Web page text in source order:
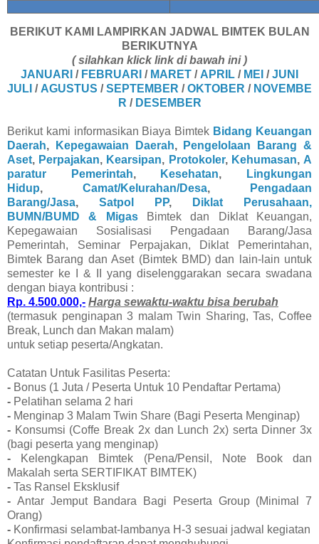
BERIKUT KAMI LAMPIRKAN JADWAL BIMTEK BULAN
BERIKUTNYA
( silahkan klick link di bawah ini )
JANUARI / FEBRUARI / MARET / APRIL / MEI /JUNI
JULI / AGUSTUS /SEPTEMBER /OKTOBER / NOVEMBE
R / DESEMBER
Berikut kami informasikan Biaya Bimtek Bidang Keuangan
Daerah, Kepegawaian Daerah,
Pengelolaan Barang &
Aset, Perpajakan, Kearsipan, Protokoler, Kehumasan, A
paratur Pemerintah, Kesehatan,
Lingkungan
Hidup, Camat/Kelurahan/Desa,
Pengadaan
Barang/Jasa, Satpol PP,
Diklat Perusahaan,
BUMN/BUMD & MigasBimtek dan Diklat Keuangan,
Kepegawaian Sosialisasi Pengadaan Barang/Jasa
Pemerintah, Seminar Perpajakan, Diklat Pemerintahan,
Bimtek Barang dan Aset (Bimtek BMD) dan lain-lain untuk
semester ke I & II yang diselenggarakan secara swadana
dengan biaya kontribusi :
Rp. 4.500.000,- Harga sewaktu-waktu bisa berubah
(termasuk penginapan 3 malam Twin Sharing, Tas, Coffee
Break, Lunch dan Makan malam)
untuk setiap peserta/Angkatan.
Catatan Untuk Fasilitas Peserta:
- Bonus (1 Juta / Peserta Untuk 10 Pendaftar Pertama)
- Pelatihan selama 2 hari
- Menginap 3 Malam Twin Share (Bagi Peserta Menginap)
- Konsumsi (Coffe Break 2x dan Lunch 2x) serta Dinner 3x
(bagi peserta yang menginap)
-
Kelengkapan Bimtek (Pena/Pensil, Note Book dan
Makalah serta SERTIFIKAT BIMTEK)
- Tas Ransel Eksklusif
- Antar Jemput Bandara Bagi Peserta Group (Minimal 7
Orang)
- Konfirmasi selambat-lambanya H-3 sesuai jadwal kegiatan